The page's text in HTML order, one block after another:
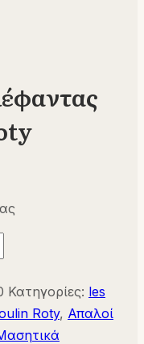
Κατηγορίες: les
Roty, Απαλοί